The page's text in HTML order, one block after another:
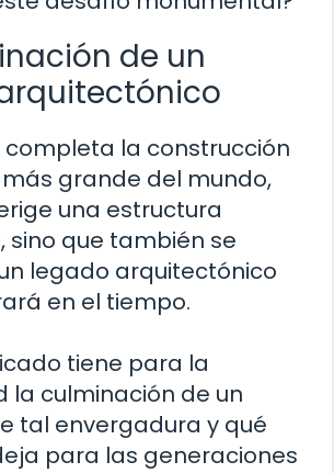
de un
completa la construcción
grande del mundo,
una estructura
sino que también se
legado arquitectónico
en el tiempo.
tiene para la
la culminación de un
tal envergadura y qué
para las generaciones